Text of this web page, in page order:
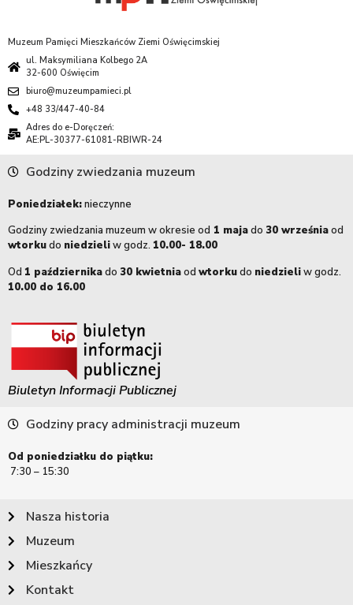
Muzeum Pamięci Mieszkańców Ziemi Oświęcimskiej
ul. Maksymiliana Kolbego 2A
32-600 Oświęcim
biuro@muzeumpamieci.pl
+48 33/447-40-84
Adres do e-Doręczeń:
AE:PL-30377-61081-RBIWR-24
Godziny zwiedzania muzeum
Poniedziałek:nieczynne
Godziny zwiedzania muzeum w okresie od 1 majado 30 wrześniaod
wtorkudo niedzieliw godz. 10.00- 18.00
Od 1 październikado 30 kwietniaod wtorkudo niedzieliw godz.
10.00 do 16.00
Biuletyn Informacji Publicznej
Godziny pracy administracji muzeum
Od poniedziałku do piątku:
7:30 – 15:30
Nasza historia
Muzeum
Mieszkańcy
Kontakt